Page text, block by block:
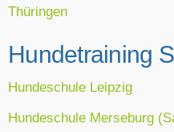
Thüringen
Hundetraining
Hundeschule Leipzig
Hundeschule Merseburg